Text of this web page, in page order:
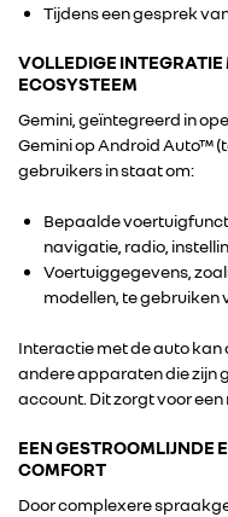
Tijdens een gesprek
VOLLEDIGE INTEGRATIE
ECOSYSTEEM
Gemini, geïntegreerd in
Gemini op Android Auto™
gebruikers in staat om:
Bepaalde
navigatie, radio,
Voertuiggegevens,
modellen, te gebruiken
Interactie met de auto
andere apparaten die zijn
account. Dit zorgt voor
EEN GESTROOMLIJNDE
COMFORT
Door complexere